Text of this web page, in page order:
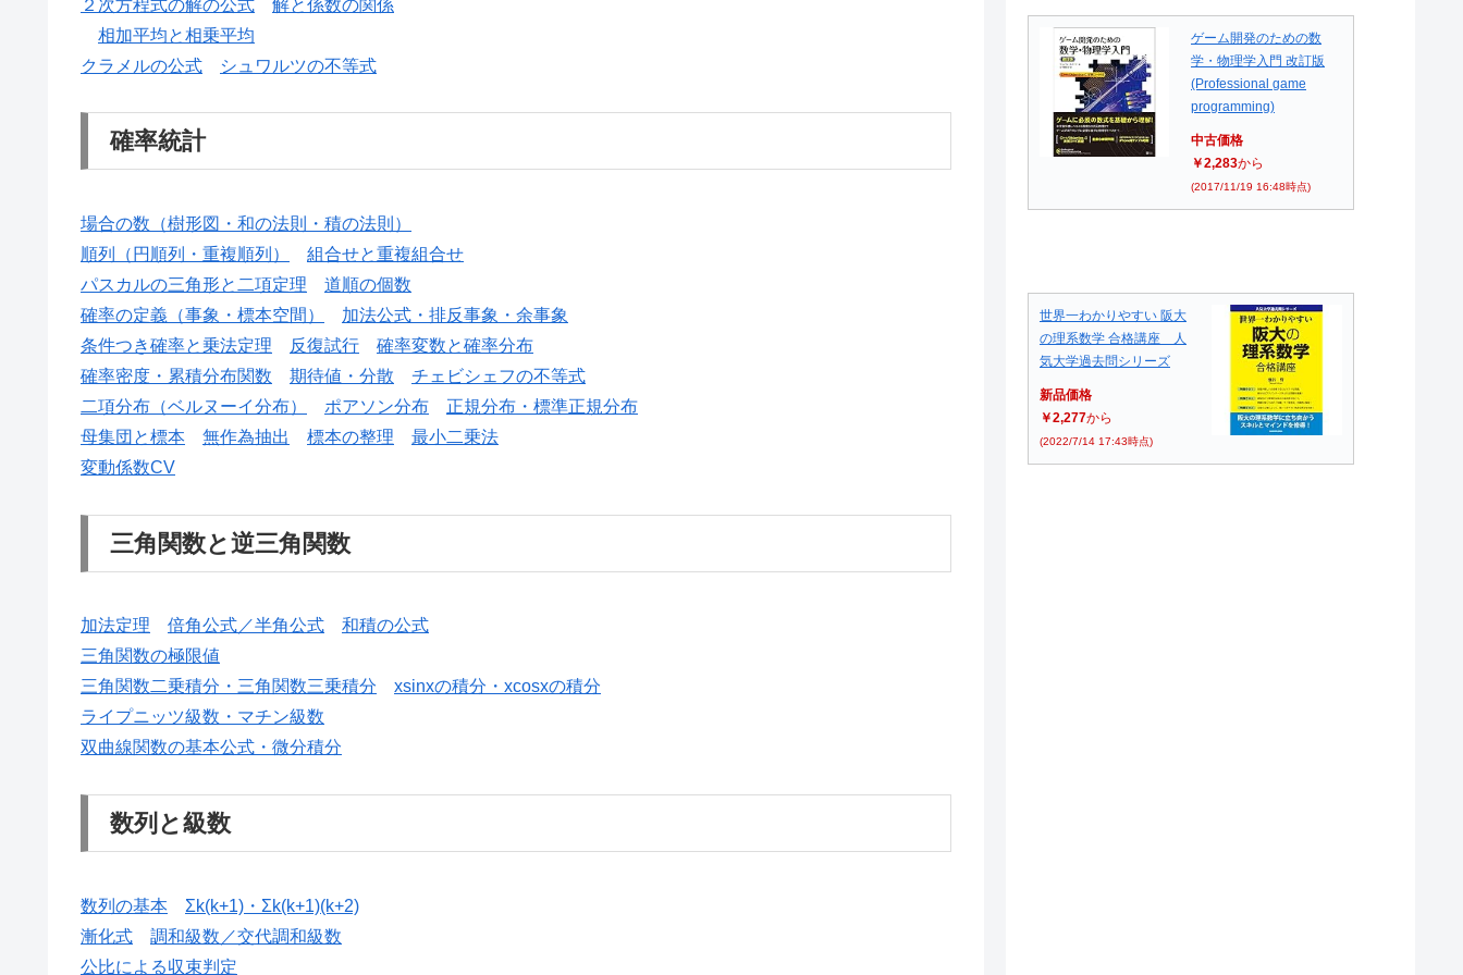
２次方程式の解の公式
解と係数の関係
相加平均と相乗平均
クラメルの公式
シュワルツの不等式
確率統計
場合の数（樹形図・和の法則・積の法則）
順列（円順列・重複順列）
組合せと重複組合せ
パスカルの三角形と二項定理
道順の個数
確率の定義（事象・標本空間）
加法公式・排反事象・余事象
条件つき確率と乗法定理
反復試行
確率変数と確率分布
確率密度・累積分布関数
期待値・分散
チェビシェフの不等式
二項分布（ベルヌーイ分布）
ポアソン分布
正規分布・標準正規分布
母集団と標本
無作為抽出 標本の整理
最小二乗法
変動係数CV
三角関数と逆三角関数
加法定理 倍角公式／半角公式
和積の公式
三角関数の極限値
三角関数二乗積分・三角関数三乗積分
xsinxの積分・xcosxの積分
ライプニッツ級数・マチン級数
双曲線関数の基本公式・微分積分
数列と級数
数列の基本
Σk(k+1)・Σk(k+1)(k+2)
漸化式
調和級数／交代調和級数
公比による収束判定
ゲーム開発のための数
学・物理学入門 改訂版
(Professional game
programming)
中古価格
￥2,283から
(2017/11/19 16:48時点)
世界一わかりやすい 阪大
の理系数学 合格講座 人
気大学過去問シリーズ
新品価格
￥2,277から
(2022/7/14 17:43時点)